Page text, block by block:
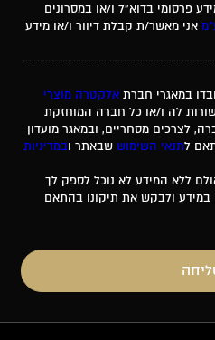
פרסומי בדוא"ל ו/או במסרונים
אני מאשר/ת קבלת דיוור ו/או מידע
במאגרי חברתאלקטרה מוצרי
לה ו/או כל חברה המוחזקת
לצרכים מסחריים, ובמאגר מועדון
לתנאי השימוש שבאתר ובמדיניות
ללא המידע לא נוכל לספק לך
במידע ולבקש את תיקונו בהתאם